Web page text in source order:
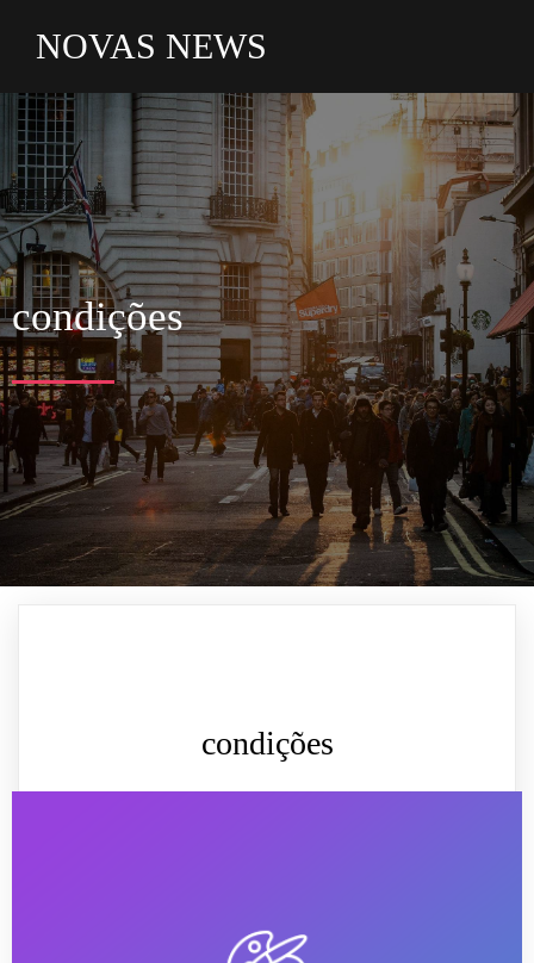
NOVAS NEWS
condições
condições